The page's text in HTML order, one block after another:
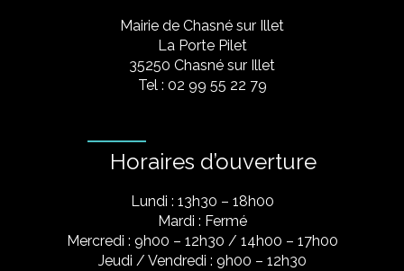
Mairie de Chasné sur Illet
La Porte Pilet
35250 Chasné sur Illet
Tel : 02 99 55 22 79
Horaires d’ouverture
Lundi : 13h30 – 18h00
Mardi : Fermé
Mercredi : 9h00 – 12h30 / 14h00 – 17h00
Jeudi / Vendredi : 9h00 – 12h30